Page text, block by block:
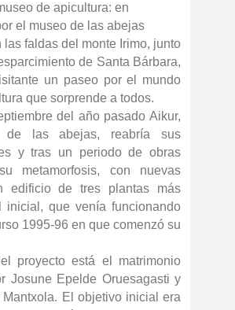
de apicultura: en
el museo de las abejas
las faldas del monte Irimo, junto
de Santa Bárbara,
un paseo por el mundo
que sorprende a todos.
del año pasado Aikur,
de las abejas, reabría sus
y tras un periodo de obras
metamorfosis, con nuevas
edificio de tres plantas más
inicial, que venía funcionando
1995-96 en que comenzó su
proyecto está el matrimonio
Josune Epelde Oruesagasti y
Mantxola. El objetivo inicial era